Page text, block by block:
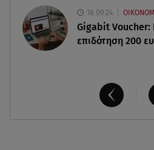
18.09.24
Gigabit
επιδότηση 200